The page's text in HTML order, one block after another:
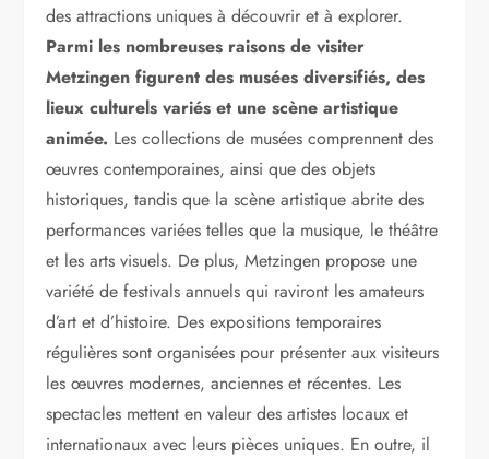
des attractions uniques à découvrir et à explorer.
Parmi les nombreuses raisons de visiter
Metzingen figurent des musées diversifiés, des
lieux culturels variés et une scène artistique
animée. Les collections de musées comprennent des
œuvres contemporaines, ainsi que des objets
historiques, tandis que la scène artistique abrite des
performances variées telles que la musique, le théâtre
et les arts visuels. De plus, Metzingen propose une
variété de festivals annuels qui raviront les amateurs
d’art et d’histoire. Des expositions temporaires
régulières sont organisées pour présenter aux visiteurs
les œuvres modernes, anciennes et récentes. Les
spectacles mettent en valeur des artistes locaux et
internationaux avec leurs pièces uniques. En outre, il